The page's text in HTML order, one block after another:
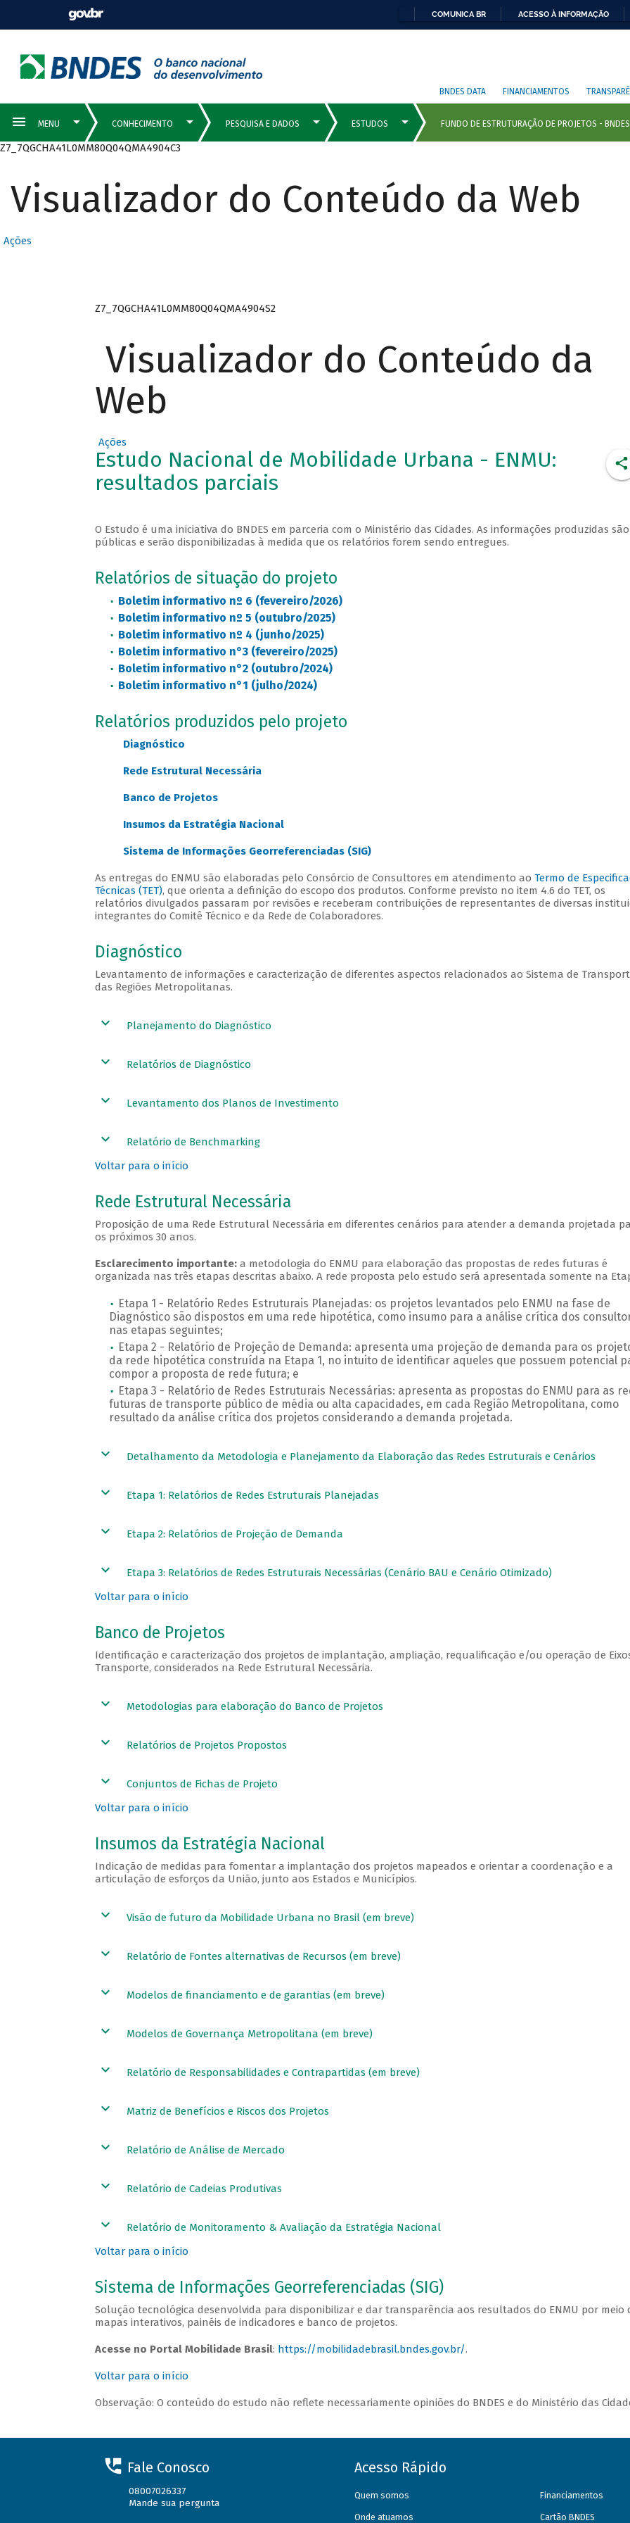
COMUNICA BR ACESSO À INFORMAÇÃO
BNDES DATA FINANCIAMENTOS
Z7_7QGCHA41L0MM80Q04QMA4904C3
Visualizador do Conteúdo da Web
Ações
Z7_7QGCHA41L0MM80Q04QMA4904S2
Visualizador do Conteúdo da
Web
Ações
Estudo Nacional de Mobilidade Urbana - ENMU:
resultados parciais
O Estudo é uma iniciativa do BNDES em parceria com o Ministério das Cidades. As informações produzidas são
públicas e serão disponibilizadas à medida que os relatórios forem sendo entregues.
Relatórios de situação do projeto
Boletim informativo nº 6 (fevereiro/2026)
Boletim informativo nº 5 (outubro/2025)
Boletim informativo nº 4 (junho/2025)
Boletim informativo n°3 (fevereiro/2025)
Boletim informativo n°2 (outubro/2024)
Boletim informativo n°1 (julho/2024)
Relatórios produzidos pelo projeto
Diagnóstico
Rede Estrutural Necessária
Banco de Projetos
Insumos da Estratégia Nacional
Sistema de Informações Georreferenciadas (SIG)
As entregas do ENMU são elaboradas pelo Consórcio de Consultores em atendimento ao Termo de
Técnicas (TET), que orienta a definição do escopo dos produtos. Conforme previsto no item 4.6 do TET, os
relatórios divulgados passaram por revisões e receberam contribuições de representantes de diversas
integrantes do Comitê Técnico e da Rede de Colaboradores.
Diagnóstico
Levantamento de informações e caracterização de diferentes aspectos relacionados ao Sistema de
das Regiões Metropolitanas.
Planejamento do Diagnóstico
Relatórios de Diagnóstico
Levantamento dos Planos de Investimento
Relatório de Benchmarking
Voltar para o início
Rede Estrutural Necessária
Proposição de uma Rede Estrutural Necessária em diferentes cenários para atender a demanda projetada
os próximos 30 anos.
Esclarecimento importante: a metodologia do ENMU para elaboração das propostas de redes futuras é
organizada nas três etapas descritas abaixo. A rede proposta pelo estudo será apresentada somente na
Etapa 1 - Relatório Redes Estruturais Planejadas: os projetos levantados pelo ENMU na fase de
Diagnóstico são dispostos em uma rede hipotética, como insumo para a análise crítica dos
nas etapas seguintes;
Etapa 2 - Relatório de Projeção de Demanda: apresenta uma projeção de demanda para os
da rede hipotética construída na Etapa 1, no intuito de identificar aqueles que possuem potencial
compor a proposta de rede futura; e
Etapa 3 - Relatório de Redes Estruturais Necessárias: apresenta as propostas do ENMU para as
futuras de transporte público de média ou alta capacidades, em cada Região Metropolitana, como
resultado da análise crítica dos projetos considerando a demanda projetada.
Detalhamento da Metodologia e Planejamento da Elaboração das Redes Estruturais e Cenários
Etapa 1: Relatórios de Redes Estruturais Planejadas
Etapa 2: Relatórios de Projeção de Demanda
Etapa 3: Relatórios de Redes Estruturais Necessárias (Cenário BAU e Cenário Otimizado)
Voltar para o início
Banco de Projetos
Identificação e caracterização dos projetos de implantação, ampliação, requalificação e/ou operação de
Transporte, considerados na Rede Estrutural Necessária.
Metodologias para elaboração do Banco de Projetos
Relatórios de Projetos Propostos
Conjuntos de Fichas de Projeto
Voltar para o início
Insumos da Estratégia Nacional
Indicação de medidas para fomentar a implantação dos projetos mapeados e orientar a coordenação e a
articulação de esforços da União, junto aos Estados e Municípios.
Visão de futuro da Mobilidade Urbana no Brasil (em breve)
Relatório de Fontes alternativas de Recursos (em breve)
Modelos de financiamento e de garantias (em breve)
Modelos de Governança Metropolitana (em breve)
Relatório de Responsabilidades e Contrapartidas (em breve)
Matriz de Benefícios e Riscos dos Projetos
Relatório de Análise de Mercado
Relatório de Cadeias Produtivas
Relatório de Monitoramento & Avaliação da Estratégia Nacional
Voltar para o início
Sistema de Informações Georreferenciadas (SIG)
Solução tecnológica desenvolvida para disponibilizar e dar transparência aos resultados do ENMU por meio
mapas interativos, painéis de indicadores e banco de projetos.
Acesse no Portal Mobilidade Brasil: https://mobilidadebrasil.bndes.gov.br/.
Voltar para o início
Observação: O conteúdo do estudo não reflete necessariamente opiniões do BNDES e do Ministério das
Fale Conosco
08007026337
Mande sua pergunta
Acesso Rápido
Quem somos
Onde atuamos
Financiamentos
Cartão BNDES